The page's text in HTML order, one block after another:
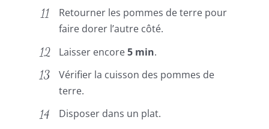
Retourner les pommes de terre pour
faire dorer l’autre côté.
Laisser encore5 min.
Vérifier la cuisson des pommes de
terre.
Disposer dans un plat.